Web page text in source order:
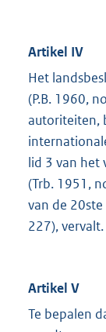
Artikel IV
Het
(P.B. 1960,
autoriteiten,
lid 3 van het
(Trb. 1951,
van de
227), vervalt.
Artikel V
Te bepalen